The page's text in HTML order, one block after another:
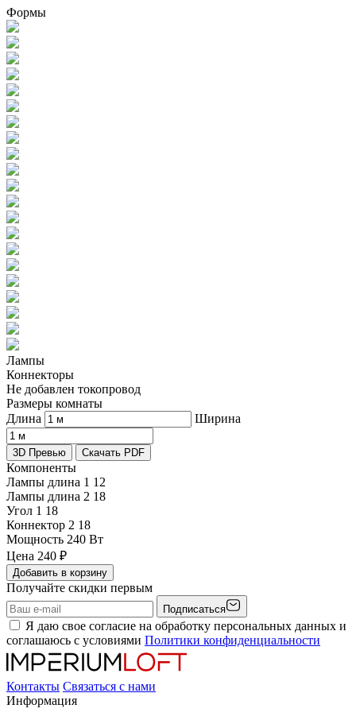
Формы
Лампы
Коннекторы
Не добавлен токопровод
Размеры комнаты
Длина
Ширина
3D Превью Скачать PDF
Компоненты
Лампы длина 1 12
Лампы длина 2 18
Угол 1 18
Коннектор 2 18
Мощность 240 Вт
Цена 240 ₽
Добавить в корзину
Получайте скидки первым
Подписаться
Я даю свое согласие на обработку персональных данных и
соглашаюсь с условиями Политики конфиденциальности
Контакты Связаться с нами
Информация